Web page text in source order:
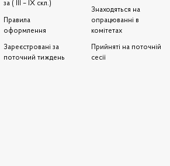
за ( III – IX скл.)
Правила
оформлення
Зареєстровані за
поточний тиждень
Знаходяться на
опрацюванні в
комітетах
Прийняті на поточній
сесії